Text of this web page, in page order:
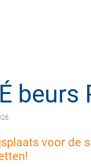
voor de